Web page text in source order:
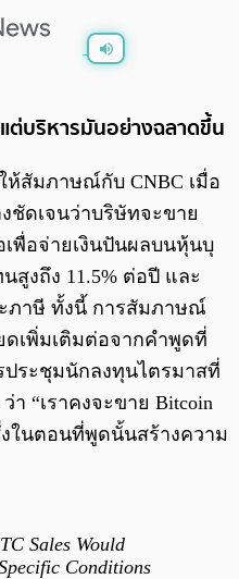
ต่บริหารมันอย่างฉลาดขึ้น
ให้สัมภาษณ์กับ CNBC เมื่อ
ชัดเจนว่าบริษัทจะขาย
พื่อจ่ายเงินปันผลบนหุ้นบุ
สูงถึง 11.5% ต่อปี และ
ภาษี ทั้งนี้ การสัมภาษณ์
ดเพิ่มเติมต่อจากคำพูดที่
ประชุมนักลงทุนไตรมาสที่
า “เราคงจะขาย Bitcoin
ในตอนที่พูดนั้นสร้างความ
Sales Would
Conditions